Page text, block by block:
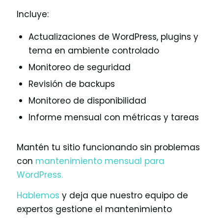
Incluye:
Actualizaciones de WordPress, plugins y
tema en ambiente controlado
Monitoreo de seguridad
Revisión de backups
Monitoreo de disponibilidad
Informe mensual con métricas y tareas
Mantén tu sitio funcionando sin problemas
con mantenimiento mensual para
WordPress.
Hablemos y deja que nuestro equipo de
expertos gestione el mantenimiento